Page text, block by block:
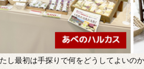
し最初は手探りで何をどうしてよいの